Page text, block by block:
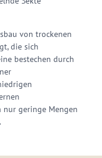
von trockenen
die sich
bestechen durch
geringe Mengen